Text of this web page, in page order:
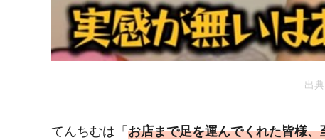
出典
てんちむは「 お店まで足を運んでくれた皆様